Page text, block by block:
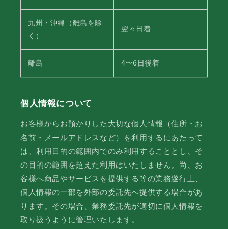
九州・沖縄（離島を除
く）
翌々日着
離島 4〜6日後着
個人情報について
お客様からお預かりした大切な個人情報（住所・お
名前・メールアドレスなど）を利用するにあたって
は、利用目的の範囲内でのみ利用することとし、そ
の目的の範囲を超えた利用はいたしません。尚、お
客様へ商品やサービスを提供する等の業務遂行上、
個人情報の一部を外部の委託先へ提供する場合があ
ります。その場合、業務委託先が適切に個人情報を
取り扱うように管理いたします。